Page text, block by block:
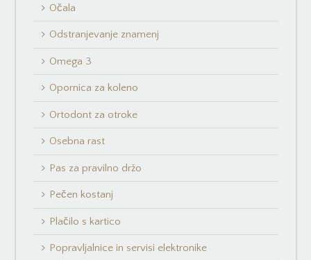
Očala
Odstranjevanje znamenj
Omega 3
Opornica za koleno
Ortodont za otroke
Osebna rast
Pas za pravilno držo
Pečen kostanj
Plačilo s kartico
Popravljalnice in servisi elektronike